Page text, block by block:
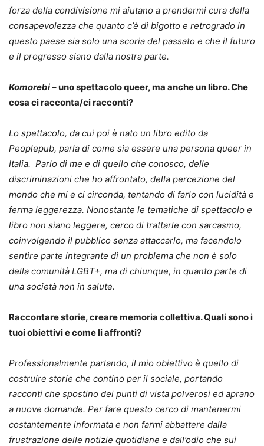
forza della condivisione mi aiutano a prendermi cura della
consapevolezza che quanto c’è di bigotto e retrogrado in
questo paese sia solo una scoria del passato e che il futuro
e il progresso siano dalla nostra parte.
Komorebi– uno spettacolo queer, ma anche un libro. Che
cosa ci racconta/ci racconti?
Lo spettacolo, da cui poi è nato un libro edito da
Peoplepub, parla di come sia essere una persona queer in
Italia. Parlo di me e di quello che conosco, delle
discriminazioni che ho affrontato, della percezione del
mondo che mi e ci circonda, tentando di farlo con lucidità e
ferma leggerezza. Nonostante le tematiche di spettacolo e
libro non siano leggere, cerco di trattarle con sarcasmo,
coinvolgendo il pubblico senza attaccarlo, ma facendolo
sentire parte integrante di un problema che non è solo
della comunità LGBT+, ma di chiunque, in quanto parte di
una società non in salute.
Raccontare storie, creare memoria collettiva. Quali sono i
tuoi obiettivi e come li affronti?
Professionalmente parlando, il mio obiettivo è quello di
costruire storie che contino per il sociale, portando
racconti che spostino dei punti di vista polverosi ed aprano
a nuove domande. Per fare questo cerco di mantenermi
costantemente informata e non farmi abbattere dalla
frustrazione delle notizie quotidiane e dall’odio che sui